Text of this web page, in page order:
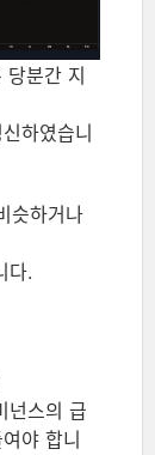
지
급
합니